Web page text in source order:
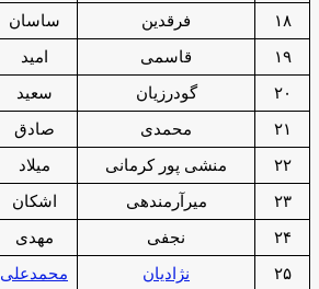
۱۸ فرقدین ساسان
۱۹ قاسمی امید
۲۰ گودرزیان سعید
۲۱ محمدی صادق
۲۲ منشی پور کرمانی میلاد
۲۳ میرآرمندهی اشکان
۲۴ نجفی مهدی
۲۵ نژادیان محمدعلی